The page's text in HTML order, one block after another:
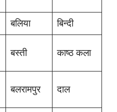
बलिया बिन्दी
बस्ती काष्ठ कला
बलरामपुर दाल